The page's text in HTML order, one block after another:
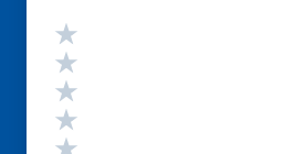
Valutazione